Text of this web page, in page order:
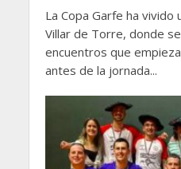
La Copa Garfe ha vivido
Villar de Torre, donde
encuentros que
antes de la jornada...